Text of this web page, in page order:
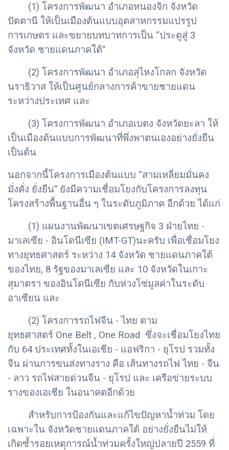
(1) โครงการพัฒนา อำเภอหนองจิก จังหวัด
ปัตตานี ให้เป็นเมืองต้นแบบอุตสาหกรรมแปรรูป
การเกษตร และขยายบทบาทการเป็น “ประตูสู่ 3
จังหวัด ชายแดนภาคใต้”
(2) โครงการพัฒนา อำเภอสุไหงโกลก จังหวัด
นราธิวาส ให้เป็นศูนย์กลางการค้าขายชายแดน
ระหว่างประเทศ และ
(3) โครงการพัฒนา อำเภอเบตง จังหวัดยะลา ให้
เป็นเมืองต้นแบบการพัฒนาที่พึ่งพาตนเองอย่างยั่งยืน
เป็นต้น
นอกจากนี้โครงการเมืองต้นแบบ “สามเหลี่ยมมั่นคง
มั่งคั่ง ยั่งยืน” ยังมีความเชื่อมโยงกับโครงการลงทุน
โครงสร้างพื้นฐานอื่น ๆ ในระดับภูมิภาค อีกด้วย ได้แก่
(1) แผนงานพัฒนาเขตเศรษฐกิจ 3 ฝ่ายไทย -
มาเลเซีย - อินโดนีเซีย (IMT-GT)นะครับ เพื่อเชื่อมโยง
ทางยุทธศาสตร์ ระหว่าง 14 จังหวัด ชายแดนภาคใต้
ของไทย, 8 รัฐของมาเลเซีย และ 10 จังหวัดในเกาะ
สุมาตรา ของอินโดนีเซีย กับห่วงโซ่มูลค่าในระดับ
อาเซียน และ
(2) โครงการรถไฟจีน - ไทย ตาม
ยุทธศาสตร์ One Belt , One Road ซึ่งจะเชื่อมโยงไทย
กับ 64 ประเทศทั้งในเอเชีย - แอฟริกา - ยุโรป รวมทั้ง
จีน ผ่านการขนส่งทางราง คือ เส้นทางรถไฟ ไทย - จีน
- ลาว รถไฟสายด่วนจีน - ยุโรป และ เครือข่ายระบบ
รางของเอเชีย ในอนาคตอีกด้วย
สำหรับการป้องกันและแก้ไขปัญหาน้ำท่วม โดย
เฉพาะใน จังหวัดชายแดนภาคใต้ อย่างยั่งยืนไม่ให้
เกิดซ้ำรอยเหตุการณ์น้ำท่วมครั้งใหญ่ปลายปี 2559 ที่